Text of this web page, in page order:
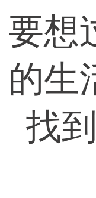
要想
的生
找